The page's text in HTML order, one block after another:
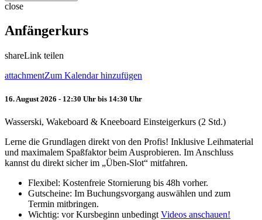
close
Anfängerkurs
shareLink teilen
attachmentZum Kalendar hinzufügen
16. August 2026 - 12:30 Uhr bis 14:30 Uhr
Wasserski, Wakeboard & Kneeboard Einsteigerkurs (2 Std.)
Lerne die Grundlagen direkt von den Profis! Inklusive Leihmaterial
und maximalem Spaßfaktor beim Ausprobieren. Im Anschluss
kannst du direkt sicher im „Üben-Slot“ mitfahren.
Flexibel: Kostenfreie Stornierung bis 48h vorher.
Gutscheine: Im Buchungsvorgang auswählen und zum
Termin mitbringen.
Wichtig: vor Kursbeginn unbedingt Videos anschauen!